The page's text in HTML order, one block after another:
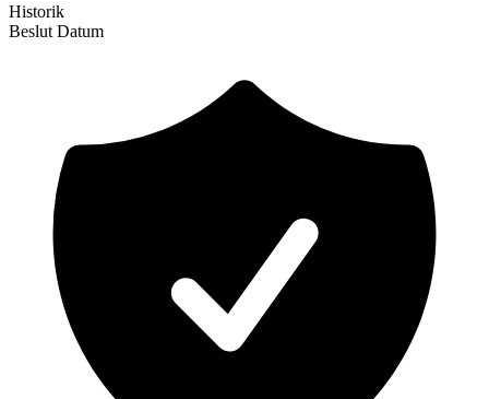
Historik
Beslut Datum